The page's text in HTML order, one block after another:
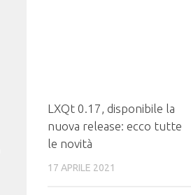
LXQt 0.17, disponibile la
nuova release: ecco tutte
le novità
17 APRILE 2021